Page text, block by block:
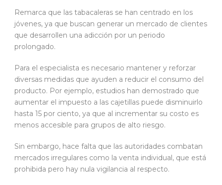
Remarca que las tabacaleras se han centrado en los
jóvenes, ya que buscan generar un mercado de clientes
que desarrollen una adicción por un periodo
prolongado.
Para el especialista es necesario mantener y reforzar
diversas medidas que ayuden a reducir el consumo del
producto. Por ejemplo, estudios han demostrado que
aumentar el impuesto a las cajetillas puede disminuirlo
hasta 15 por ciento, ya que al incrementar su costo es
menos accesible para grupos de alto riesgo.
Sin embargo, hace falta que las autoridades combatan
mercados irregulares como la venta individual, que está
prohibida pero hay nula vigilancia al respecto.